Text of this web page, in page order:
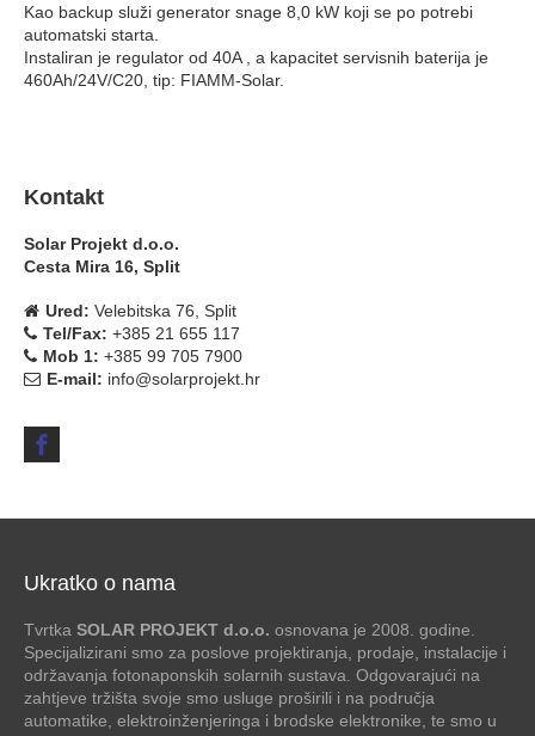
Kao backup služi generator snage 8,0 kW koji se po potrebi
automatski starta.
Instaliran je regulator od 40A , a kapacitet servisnih baterija je
460Ah/24V/C20, tip: FIAMM-Solar.
Kontakt
Solar Projekt d.o.o.
Cesta Mira 16, Split
Ured: Velebitska 76, Split
Tel/Fax: +385 21 655 117
Mob 1: +385 99 705 7900
E-mail: info@solarprojekt.hr
Ukratko o nama
Tvrtka SOLAR PROJEKT d.o.o. osnovana je 2008. godine.
Specijalizirani smo za poslove projektiranja, prodaje, instalacije i
održavanja fotonaponskih solarnih sustava. Odgovarajući na
zahtjeve tržišta svoje smo usluge proširili i na područja
automatike, elektroinženjeringa i brodske elektronike, te smo u